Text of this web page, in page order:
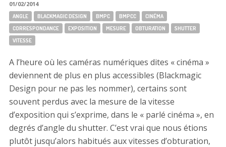
01/02/2014
Tags:
ANGLE BLACKMAGIC DESIGN BMPC BMPCC
CINÉMA
CORRESPONDANCE
EXPOSITION MESURE OBTURATION
SHUTTER
VITESSE
A l’heure où les caméras numériques dites « cinéma »
deviennent de plus en plus accessibles (Blackmagic
Design pour ne pas les nommer), certains sont
souvent perdus avec la mesure de la vitesse
d’exposition qui s’exprime, dans le « parlé cinéma », en
degrés d’angle du shutter. C’est vrai que nous étions
plutôt jusqu’alors habitués aux vitesses d’obturation,